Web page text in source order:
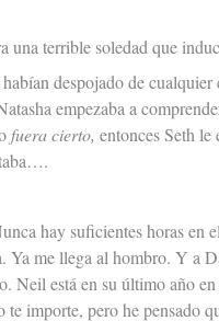
una terrible soledad que
despojado de
empezaba a
fuera cierto, entonces Seth le
hay suficientes horas en
Ya me llega al hombro. Y a
Neil está en su último
importe, pero he pensado